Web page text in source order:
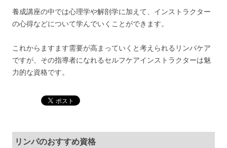
養成講座の中では心理学や解剖学に加えて、インストラクター
の心得などについて学んでいくことができます。
これからますます需要が高まっていくと考えられるリンパケア
ですが、その指導者になれるセルフケアインストラクターは魅
力的な資格です。
リンパのおすすめ資格